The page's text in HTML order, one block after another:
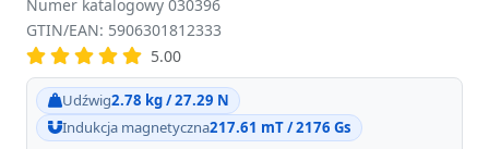
Numer katalogowy 030396
GTIN/EAN: 5906301812333
5.00
Udźwig2.78 kg / 27.29 N
Indukcja magnetyczna217.61 mT / 2176 Gs